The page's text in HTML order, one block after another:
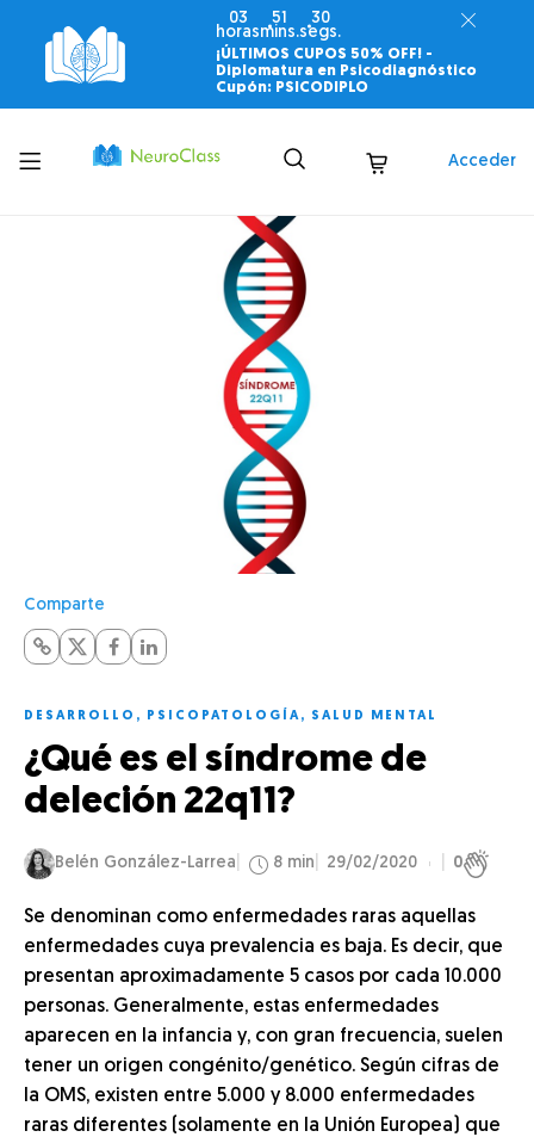
03
horas
51
mins.
29
segs.
¡ÚLTIMOS CUPOS 50% OFF! -
Diplomatura en Psicodiagnóstico
Cupón: PSICODIPLO
Toggle
menu
Acceder
Comparte
DESARROLLO , PSICOPATOLOGÍA, SALUD MENTAL
¿Qué es el síndrome de
deleción 22q11?
Belén González-Larrea 8 min 29/02/2020 0
Se denominan como enfermedades raras aquellas
enfermedades cuya prevalencia es baja. Es decir, que
presentan aproximadamente 5 casos por cada 10.000
personas. Generalmente, estas enfermedades
aparecen en la infancia y, con gran frecuencia, suelen
tener un origen congénito/genético. Según cifras de
la OMS, existen entre 5.000 y 8.000 enfermedades
raras diferentes (solamente en la Unión Europea) que